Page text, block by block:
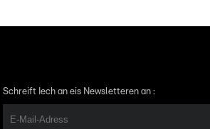
Schreift Iech an eis Newsletteren an :